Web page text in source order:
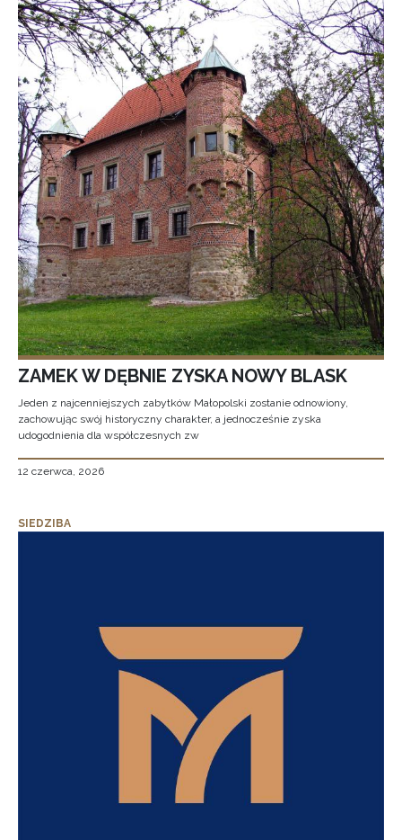
ZAMEK W DĘBNIE ZYSKA NOWY BLASK
Jeden z najcenniejszych zabytków Małopolski zostanie odnowiony,
zachowując swój historyczny charakter, a jednocześnie zyska
udogodnienia dla współczesnych zw
12 czerwca, 2026
SIEDZIBA